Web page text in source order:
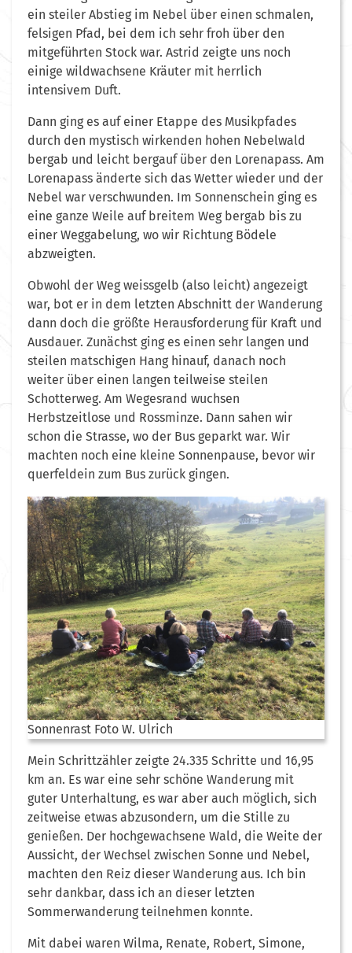
ein steiler Abstieg im Nebel über einen schmalen,
felsigen Pfad, bei dem ich sehr froh über den
mitgeführten Stock war. Astrid zeigte uns noch
einige wildwachsene Kräuter mit herrlich
intensivem Duft.
Dann ging es auf einer Etappe des Musikpfades
durch den mystisch wirkenden hohen Nebelwald
bergab und leicht bergauf über den Lorenapass. Am
Lorenapass änderte sich das Wetter wieder und der
Nebel war verschwunden. Im Sonnenschein ging es
eine ganze Weile auf breitem Weg bergab bis zu
einer Weggabelung, wo wir Richtung Bödele
abzweigten.
Obwohl der Weg weissgelb (also leicht) angezeigt
war, bot er in dem letzten Abschnitt der Wanderung
dann doch die größte Herausforderung für Kraft und
Ausdauer. Zunächst ging es einen sehr langen und
steilen matschigen Hang hinauf, danach noch
weiter über einen langen teilweise steilen
Schotterweg. Am Wegesrand wuchsen
Herbstzeitlose und Rossminze. Dann sahen wir
schon die Strasse, wo der Bus geparkt war. Wir
machten noch eine kleine Sonnenpause, bevor wir
querfeldein zum Bus zurück gingen.
Sonnenrast Foto W. Ulrich
Mein Schrittzähler zeigte 24.335 Schritte und 16,95
km an. Es war eine sehr schöne Wanderung mit
guter Unterhaltung, es war aber auch möglich, sich
zeitweise etwas abzusondern, um die Stille zu
genießen. Der hochgewachsene Wald, die Weite der
Aussicht, der Wechsel zwischen Sonne und Nebel,
machten den Reiz dieser Wanderung aus. Ich bin
sehr dankbar, dass ich an dieser letzten
Sommerwanderung teilnehmen konnte.
Mit dabei waren Wilma, Renate, Robert, Simone,